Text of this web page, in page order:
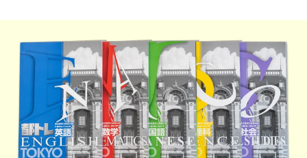
実施しています。安心してお任せください。